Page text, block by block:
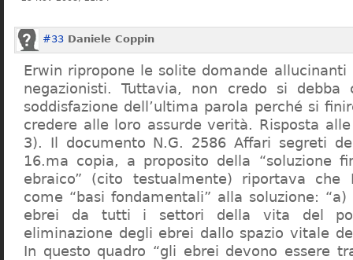
#33 Daniele Coppin
Erwin ripropone le solite domande
negazionisti. Tuttavia, non credo si debba
soddisfazione dell’ultima parola perché si
credere alle loro assurde verità. Risposta
3). Il documento N.G. 2586 Affari segreti
16.ma copia, a proposito della “soluzione
ebraico” (cito testualmente) riportava che
come “basi fondamentali” alla soluzione:
ebrei da tutti i settori della vita del
eliminazione degli ebrei dallo spazio vitale
In questo quadro “gli ebrei devono essere